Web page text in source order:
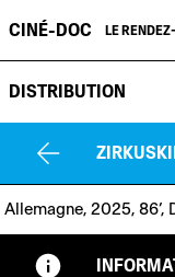
CINÉ-DOC LE
DISTRIBUTION
Allemagne, 2025, 86’,